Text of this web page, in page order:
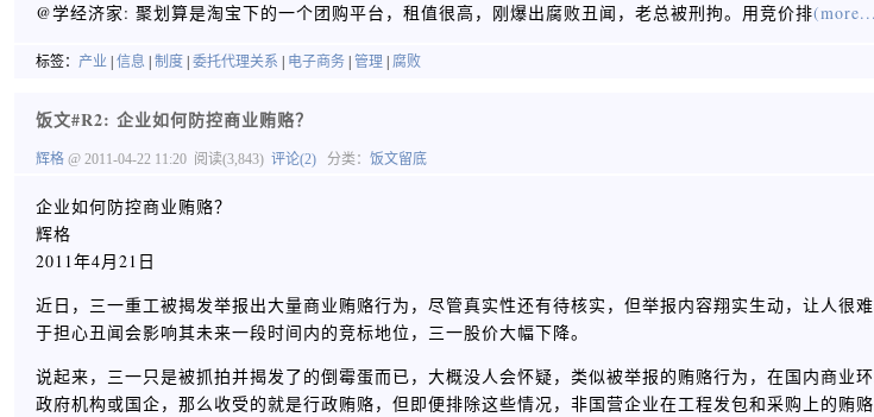
@学经济家: 聚划算是淘宝下的一个团购平台，租值很高，刚爆出腐败丑闻，老总被刑拘。用竞价排
标签： 产业 信息 制度 委托代理关系 电子商务 管理 腐败
饭文#R2: 企业如何防控商业贿赂？
辉格 @ 2011-04-22 11:20 阅读(3,843) 评论(2) 分类： 饭文留底
企业如何防控商业贿赂？
辉格
2011年4月21日
近日，三一重工被揭发举报出大量商业贿赂行为，尽管真实性还有待核实，但举报内容翔实生动，让人很
于担心丑闻会影响其未来一段时间内的竞标地位，三一股价大幅下降。
说起来，三一只是被抓拍并揭发了的倒霉蛋而已，大概没人会怀疑，类似被举报的贿赂行为，在国内商业
政府机构或国企，那么收受的就是行政贿赂，但即便排除这些情况，非国营企业在工程发包和采购上的贿